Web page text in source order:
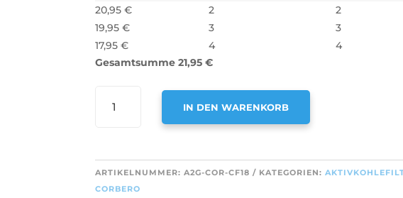
20,95€ 2
2
19,95€ 3
3
17,95€ 4
4
Gesamtsumme 21,95€
AKTIVKOHLEFILTER
FÜR
CORBERO
TYP
IN DEN WARENKORB
T
E
ARTIKELNUMMER:A2G-COR-CF18 KATEGORIEN:
CORBERO